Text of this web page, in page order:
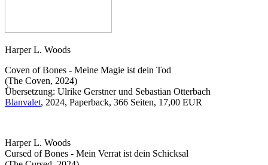
Harper L. Woods
Coven of Bones - Meine Magie ist dein Tod
(The Coven, 2024)
Übersetzung: Ulrike Gerstner und Sebastian Otterbach
Blanvalet, 2024, Paperback, 366 Seiten, 17,00 EUR
Harper L. Woods
Cursed of Bones - Mein Verrat ist dein Schicksal